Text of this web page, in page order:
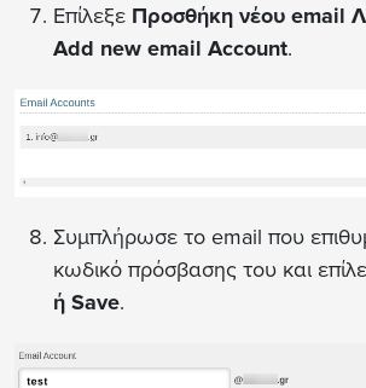
Επίλεξε Προσθήκη νέου email
Add new email Account.
Συμπλήρωσε το email που
κωδικό πρόσβασης του και
ή Save.